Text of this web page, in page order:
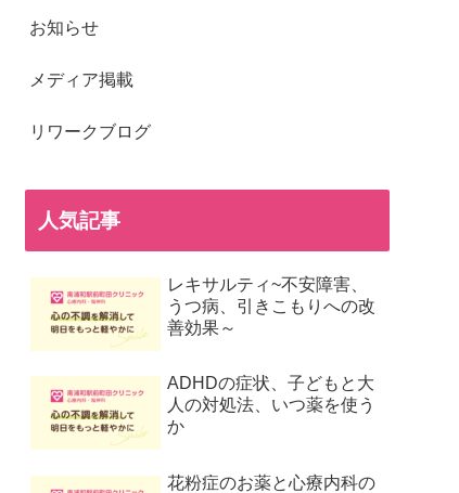
お知らせ
メディア掲載
リワークブログ
人気記事
レキサルティ~不安障害、
うつ病、引きこもりへの改
善効果～
ADHDの症状、子どもと大
人の対処法、いつ薬を使う
か
花粉症のお薬と心療内科の